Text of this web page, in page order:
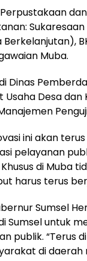
Muba.
Dinas
Usaha Desa
ini akan
pelayanan
di Muba
harus terus
Sumsel
Sumsel untuk
publik. “Terus
di daerah